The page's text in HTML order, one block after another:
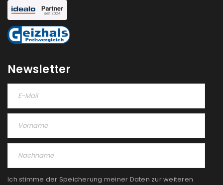
Newsletter
Ich stimme der Speicherung meiner Daten zur weiteren